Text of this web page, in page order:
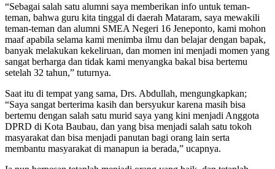
“Sebagai salah satu alumni saya memberikan info untuk teman-
teman, bahwa guru kita tinggal di daerah Mataram, saya mewakili
teman-teman dan alumni SMEA Negeri 16 Jeneponto, kami mohon
maaf apabila selama kami menimba ilmu dan belajar dengan bapak,
banyak melakukan kekeliruan, dan momen ini menjadi momen yang
sangat berharga dan tidak kami menyangka bakal bisa bertemu
setelah 32 tahun,” tuturnya.
Saat itu di tempat yang sama, Drs. Abdullah, mengungkapkan;
“Saya sangat berterima kasih dan bersyukur karena masih bisa
bertemu dengan salah satu murid saya yang kini menjadi Anggota
DPRD di Kota Baubau, dan yang bisa menjadi salah satu tokoh
masyarakat dan bisa menjadi panutan bagi orang lain serta
membantu masyarakat di manapun ia berada,” ucapnya.